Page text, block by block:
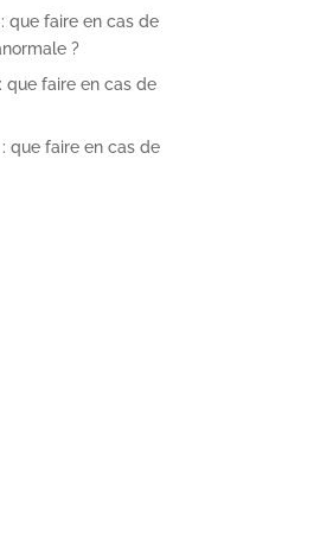
que faire en cas de
?
que faire en cas de
que faire en cas de